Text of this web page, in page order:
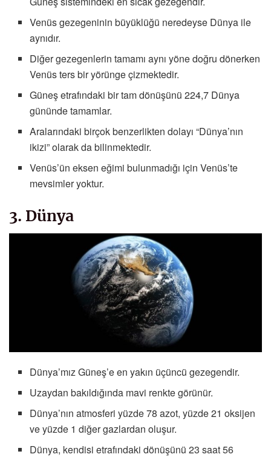
Venüs gezegeninin büyüklüğü neredeyse Dünya ile
aynıdır.
Diğer gezegenlerin tamamı aynı yöne doğru dönerken
Venüs ters bir yörünge çizmektedir.
Güneş etrafındaki bir tam dönüşünü 224,7 Dünya
gününde tamamlar.
Aralarındaki birçok benzerlikten dolayı “Dünya’nın
ikizi” olarak da bilinmektedir.
Venüs’ün eksen eğimi bulunmadığı için Venüs’te
mevsimler yoktur.
3. Dünya
Dünya’mız Güneş’e en yakın üçüncü gezegendir.
Uzaydan bakıldığında mavi renkte görünür.
Dünya’nın atmosferi yüzde 78 azot, yüzde 21 oksijen
ve yüzde 1 diğer gazlardan oluşur.
Dünya, kendisi etrafındaki dönüşünü 23 saat 56